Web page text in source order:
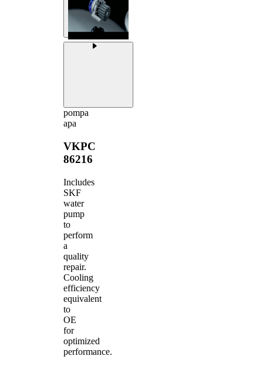
pompa
apa
VKPC
86216
Includes
SKF
water
pump
to
perform
a
quality
repair.
Cooling
efficiency
equivalent
to
OE
for
optimized
performance.